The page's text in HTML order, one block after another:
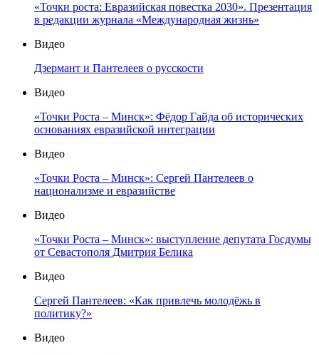
«Точки роста: Евразийская повестка 2030». Презентация
в редакции журнала «Международная жизнь»
Видео
Дзермант и Пантелеев о русскости
Видео
«Точки Роста – Минск»: Фёдор Гайда об исторических
основаниях евразийской интеграции
Видео
«Точки Роста – Минск»: Сергей Пантелеев о
национализме и евразийстве
Видео
«Точки Роста – Минск»: выступление депутата Госдумы
от Севастополя Дмитрия Белика
Видео
Сергей Пантелеев: «Как привлечь молодёжь в
политику?»
Видео